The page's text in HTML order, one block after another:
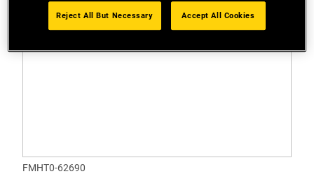
FMHT0-62690
Reject All But Necessary Accept All Cookies